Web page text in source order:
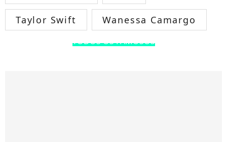
Taylor Swift Wanessa Camargo
TODOS OS FAMOSOS